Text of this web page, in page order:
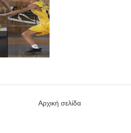
Αρχική σελίδα